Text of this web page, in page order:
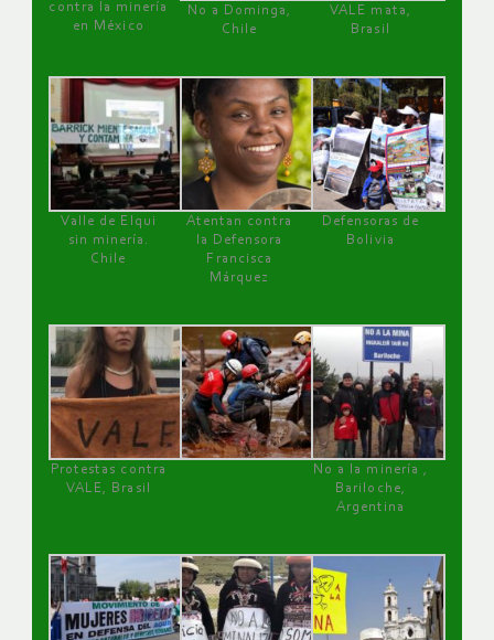
contra la minería
en México
No a Dominga,
Chile
VALE mata,
Brasil
Valle de Elqui
sin minería.
Chile
Atentan contra
la Defensora
Francisca
Márquez
Defensoras de
Bolivia
Protestas contra
VALE, Brasil
No a la minería ,
Bariloche,
Argentina